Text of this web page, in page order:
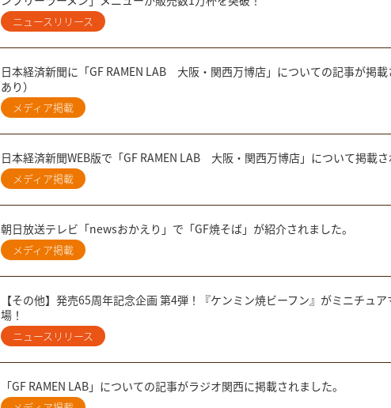
ニュースリリース
日本経済新聞に「GF RAMEN LAB 大阪・関西万博店」についての記事が掲
あり）
メディア掲載
日本経済新聞WEB版で「GF RAMEN LAB 大阪・関西万博店」について掲載さ
メディア掲載
朝日放送テレビ「newsおかえり」で「GF焼そば」が紹介されました。
メディア掲載
【その他】発売65周年記念企画 第4弾！『ケンミン焼ビーフン』がミニチュ
場！
ニュースリリース
「GF RAMEN LAB」についての記事がラジオ関西に掲載されました。